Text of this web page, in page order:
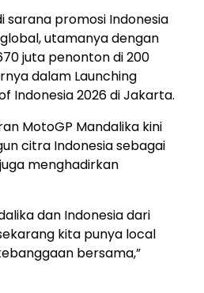
sarana promosi Indonesia
utamanya dengan
juta penonton di 200
dalam Launching
Indonesia 2026 di Jakarta.
MotoGP Mandalika kini
citra Indonesia sebagai
menghadirkan
dan Indonesia dari
kita punya local
bersama,”